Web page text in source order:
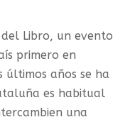
Libro, un evento
primero en
últimos años se ha
es habitual
una